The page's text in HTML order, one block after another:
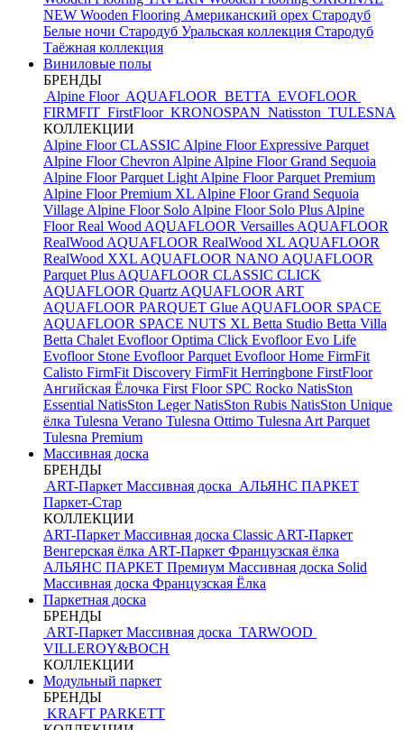
NEW Wooden Flooring Американский орех Стародуб
Белые ночи Стародуб Уральская коллекция Стародуб
Таёжная коллекция
Виниловые полы
БРЕНДЫ
Alpine Floor AQUAFLOOR BETTA EVOFLOOR
FIRMFIT FirstFloor KRONOSPAN Natisston TULESNA
КОЛЛЕКЦИИ
Alpine Floor CLASSIC Alpine Floor Expressive Parquet
Alpine Floor Chevron Alpine Alpine Floor Grand Sequoia
Alpine Floor Parquet Light Alpine Floor Parquet Premium
Alpine Floor Premium XL Alpine Floor Grand Sequoia
Village Alpine Floor Solo Alpine Floor Solo Plus Alpine
Floor Real Wood AQUAFLOOR Versailles AQUAFLOOR
RealWood AQUAFLOOR RealWood XL AQUAFLOOR
RealWood XXL AQUAFLOOR NANO AQUAFLOOR
Parquet Plus AQUAFLOOR CLASSIC CLICK
AQUAFLOOR Quartz AQUAFLOOR ART
AQUAFLOOR PARQUET Glue AQUAFLOOR SPACE
AQUAFLOOR SPACE NUTS XL Betta Studio Betta Villa
Betta Chalet Evofloor Optima Click Evofloor Evo Life
Evofloor Stone Evofloor Parquet Evofloor Home FirmFit
Calisto FirmFit Discovery FirmFit Herringbone FirstFloor
Ангийская Ёлочка First Floor SPC Rocko NatisSton
Essential NatisSton LegerNatisSton Rubis NatisSton Unique
ёлка Tulesna Verano Tulesna Ottimo Tulesna Art Parquet
Tulesna Premium
Массивная доска
БРЕНДЫ
ART-Паркет Массивная доска АЛЬЯНС ПАРКЕТ
Паркет-Стар
КОЛЛЕКЦИИ
ART-Паркет Массивная доска Classic ART-Паркет
Венгерская ёлка ART-Паркет Французская ёлка
АЛЬЯНС ПАРКЕТ Премиум Массивная доска Solid
Массивная доска Французская Ёлка
Паркетная доска
БРЕНДЫ
ART-Паркет Массивная доска TARWOOD
VILLEROY&BOCH
КОЛЛЕКЦИИ
Модульный паркет
БРЕНДЫ
KRAFT PARKETT